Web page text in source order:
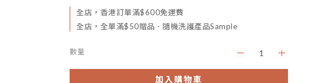
全店，香港訂單滿$600免運費
全店，全單滿$50贈品 - 隨機洗護產品Sample
數量
加入購物車